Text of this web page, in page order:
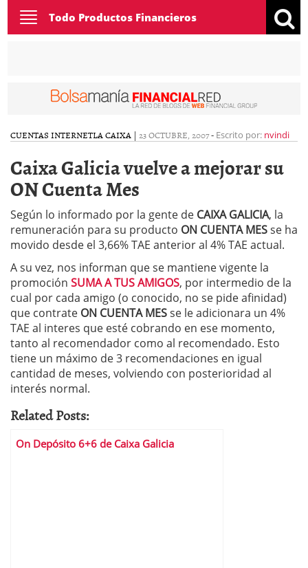
Toggle
navigation
Todo Productos Financieros
CUENTAS INTERNETLA CAIXA | 23 OCTUBRE, 2007- Escrito por: nvindi
Caixa Galicia vuelve a mejorar su
ON Cuenta Mes
Según lo informado por la gente de CAIXA GALICIA, la
remuneración para su producto ON CUENTA MESse ha
movido desde el 3,66% TAE anterior al 4% TAE actual.
A su vez, nos informan que se mantiene vigente la
promoción SUMA A TUS AMIGOS, por intermedio de la
cual por cada amigo (o conocido, no se pide afinidad)
que contrate ON CUENTA MESse le adicionara un 4%
TAE al interes que esté cobrando en ese momento,
tanto al recomendador como al recomendado. Esto
tiene un máximo de 3 recomendaciones en igual
cantidad de meses, volviendo con posterioridad al
interés normal.
Related Posts:
On Depósito 6+6 de Caixa Galicia